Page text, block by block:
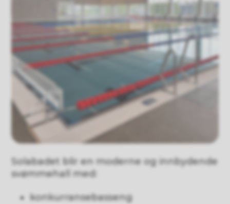
Solabadet blir en moderne og innbydende
svømmehall med:
konkurransebasseng